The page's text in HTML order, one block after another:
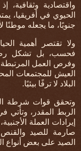
واقتصادية وثقافية،
الحيوي في أفريقيا،
جنوبًا، ما يجعله موطنًا
ولا تقتصر أهمية
فحسب، بل تشكل
وفرص العمل
العيش للمجتمعات
البلاد لا ترفًا بيئيًا.
وتحقق قوات شرطة
الربط المقدر، وتأتي
إيرادات العملة
صارمة للصيد
الصيد على بعض أنواع